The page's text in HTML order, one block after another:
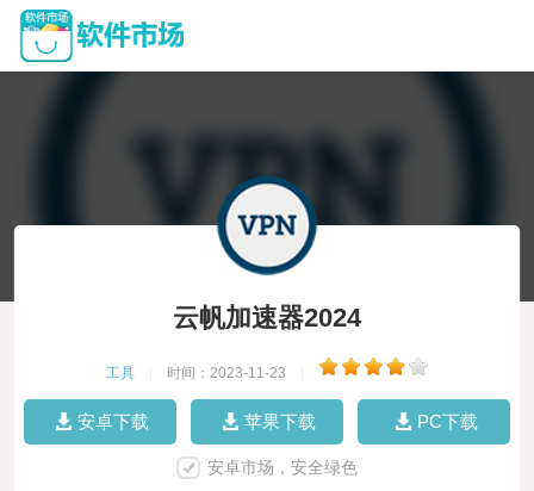
云帆加速器2024
工具 时间：2023-11-23
安卓下载 苹果下载 PC下载
安卓市场，安全绿色